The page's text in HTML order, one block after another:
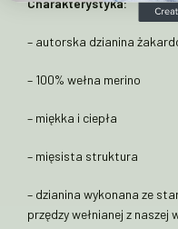
Charakterystyka:
– autorska dzianina
– 100% wełna merino
– miękka i ciepła
– mięsista struktura
– dzianina wykonana ze
przędzy wełnianej z naszej